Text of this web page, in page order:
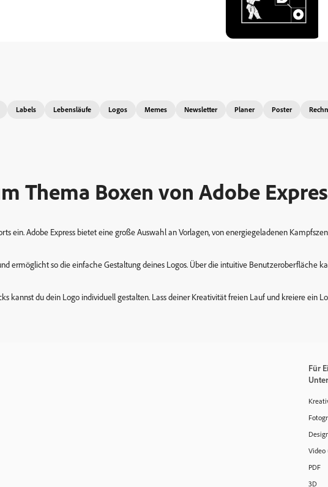
Labels Lebensläufe Logos Memes Newsletter Planer Poster
Thema Boxen von Adobe
ein. Adobe Express bietet eine große Auswahl an Vorlagen, von energiegeladenen
ermöglicht so die einfache Gestaltung deines Logos. Über die intuitive
du dein Logo individuell gestalten. Lass deiner Kreativität freien Lauf und kreiere ein
Für
Video
PDF
3D